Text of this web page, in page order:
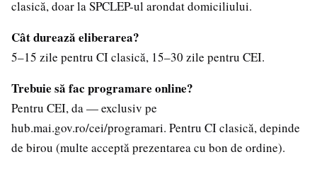
clasică, doar la SPCLEP-ul arondat domiciliului.
Cât durează eliberarea?
5–15 zile pentru CI clasică, 15–30 zile pentru CEI.
Trebuie să fac programare online?
Pentru CEI, da — exclusiv pe
hub.mai.gov.ro/cei/programari. Pentru CI clasică, depinde
de birou (multe acceptă prezentarea cu bon de ordine).